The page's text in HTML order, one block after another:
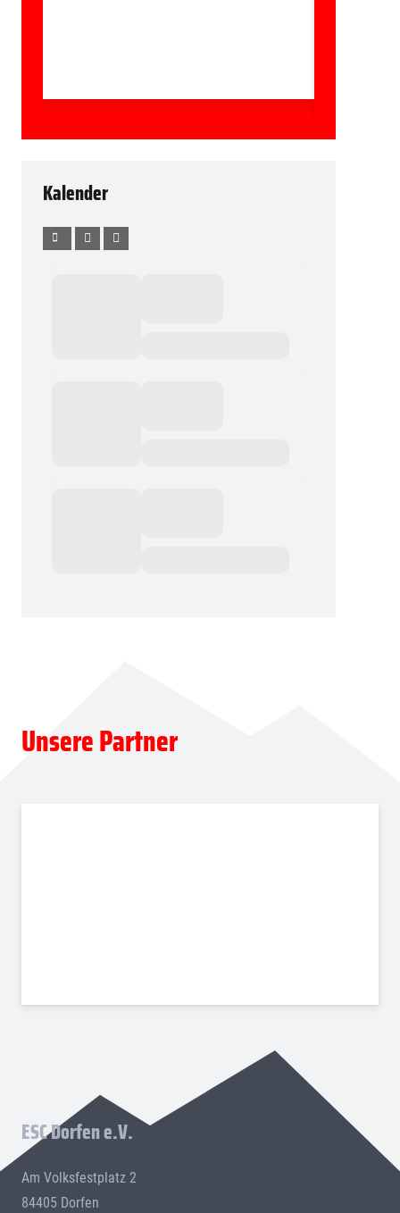
Kalender
Unsere Partner
ESC Dorfen e.V.
Am Volksfestplatz 2
84405 Dorfen